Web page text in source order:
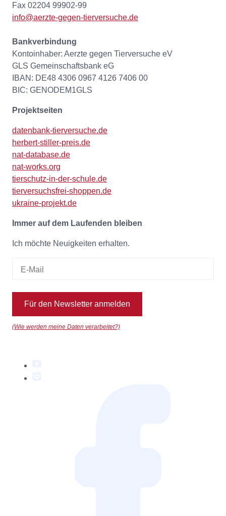
Fax 02204 99902-99
info@aerzte-gegen-tierversuche.de
Bankverbindung
Kontoinhaber: Aerzte gegen Tierversuche eV
GLS Gemeinschaftsbank eG
IBAN: DE48 4306 0967 4126 7406 00
BIC: GENODEM1GLS
Projektseiten
datenbank-tierversuche.de
herbert-stiller-preis.de
nat-database.de
nat-works.org
tierschutz-in-der-schule.de
tierversuchsfrei-shoppen.de
ukraine-projekt.de
Immer auf dem Laufenden bleiben
Ich möchte Neuigkeiten erhalten.
Für den Newsletter anmelden
(Wie werden meine Daten verarbeitet?)